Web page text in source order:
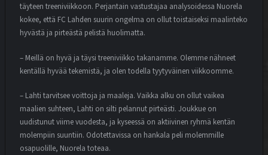
täyteen treeniviikkoon. Perjantain vastustajaa analysoidessa Nuorela
kokee, että FC Lahden suurin ongelma on ollut toistaiseksi maalinteko
hyvästä ja pirteästä pelistä huolimatta.
– Meillä on hyvä ja täysi treeniviikko takanamme. Olemme nähneet
kentällä hyvää tekemistä, ja olen todella tyytyväinen viikkoomme.
– Lahti tarvitsee voittoja ja maaleja. Vaikka alku on ollut vaikea
maalien suhteen, Lahti on silti pelannut pirteästi. Joukkue on
uudistunut viime vuodesta, ja kyseessä on aktiivinen ryhmä kentän
molempiin suuntiin. Odotettavissa on hankala peli molemmille
osapuolille, Nuorela toteaa.